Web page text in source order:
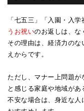
「七五三」「入園・入
うお祝いのお返しは、な
その理由は、経済力の
えからです。
ただし、マナー上問題が
と感じる家庭や地域があ
不安な場合は、身近な